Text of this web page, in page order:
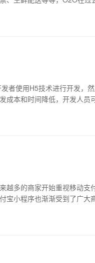
者使用H5技术进行开发，
成本和时间降低，开发人员
越多的商家开始重视移动支
宝小程序也渐渐受到了广大